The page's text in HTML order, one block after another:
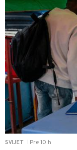
SVIJET Pre 10 h